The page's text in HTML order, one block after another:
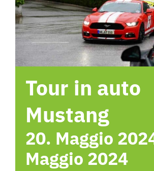
Hotel
Contattami
Tour in auto
Mustang
20. Maggio
Maggio 2024